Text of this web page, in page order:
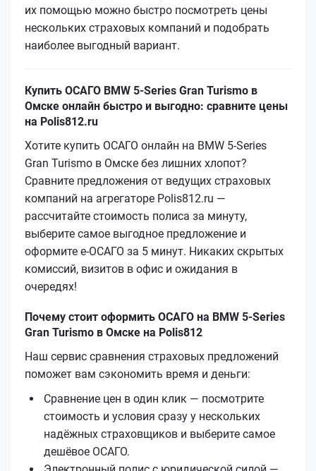
их помощью можно быстро посмотреть цены
нескольких страховых компаний и подобрать
наиболее выгодный вариант.
Купить ОСАГО BMW 5-Series Gran Turismo в
Омске онлайн быстро и выгодно: сравните цены
на Polis812.ru
Хотите купить ОСАГО онлайн на BMW 5-Series
Gran Turismo в Омске без лишних хлопот?
Сравните предложения от ведущих страховых
компаний на агрегаторе Polis812.ru —
рассчитайте стоимость полиса за минуту,
выберите самое выгодное предложение и
оформите е‑ОСАГО за 5 минут. Никаких скрытых
комиссий, визитов в офис и ожидания в
очередях!
Почему стоит оформить ОСАГО на BMW 5-Series
Gran Turismo в Омске на Polis812
Наш сервис сравнения страховых предложений
поможет вам сэкономить время и деньги:
Сравнение цен в один клик — посмотрите
стоимость и условия сразу у нескольких
надёжных страховщиков и выберите самое
дешёвое ОСАГО.